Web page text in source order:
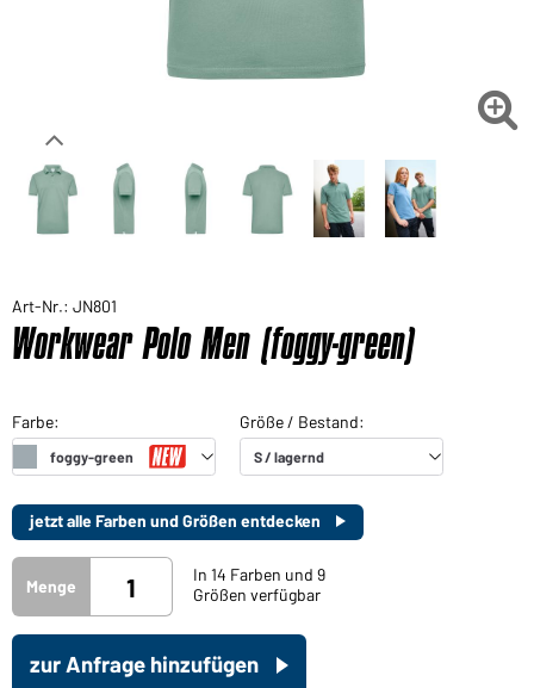

Art-Nr.: JN801
Workwear Polo Men (foggy-green)
jetzt alle Farben und Größen entdecken
Menge
In 14 Farben und 9
Größen verfügbar
zur Anfrage hinzufügen